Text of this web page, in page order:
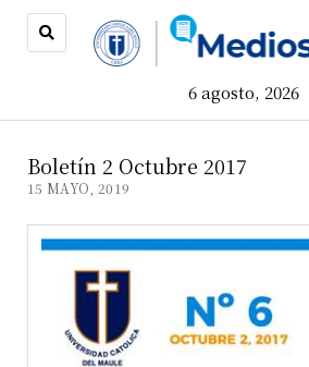
6 agosto, 2026
Boletín 2 Octubre 2017
15 MAYO, 2019